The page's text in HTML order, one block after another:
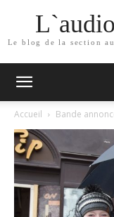
Le blog de la section
Accueil Bande